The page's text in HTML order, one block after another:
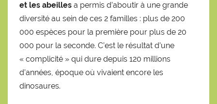
et les abeilles a permis d’aboutir à une grande
diversité au sein de ces 2 familles : plus de 200
000 espèces pour la première pour plus de 20
000 pour la seconde. C’est le résultat d’une
« complicité » qui dure depuis 120 millions
d’années, époque où vivaient encore les
dinosaures.